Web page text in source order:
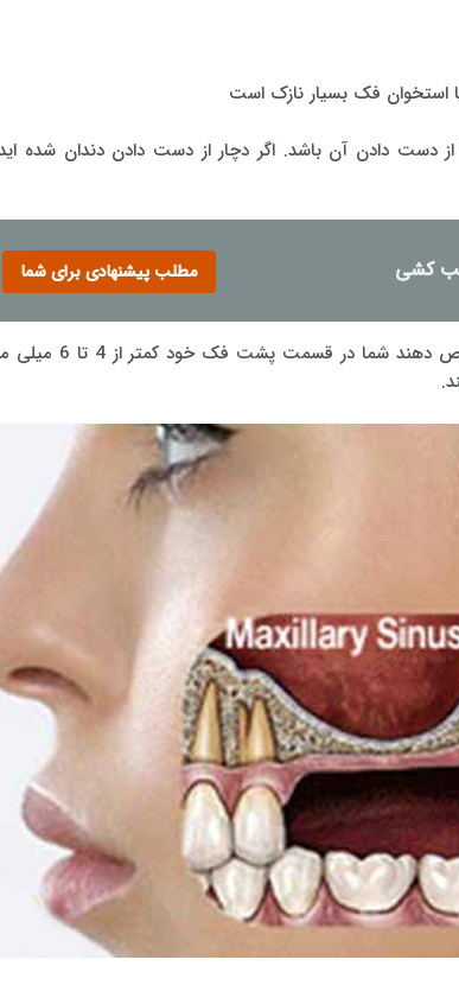
استخوان فک بسیار نازک است
دست دادن آن باشد. اگر دچار از دست دادن دندان شده
کشی مطلب پیشنهادی برای شما
به گفته بنیاد توانبخشی دهان ، پزشکان در صورتی که تشخیص دهند شما در قسمت